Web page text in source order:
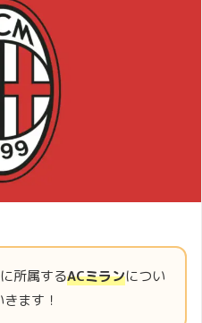
所属するACミランについ
ます！